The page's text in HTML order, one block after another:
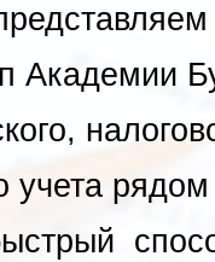
Академии
учета